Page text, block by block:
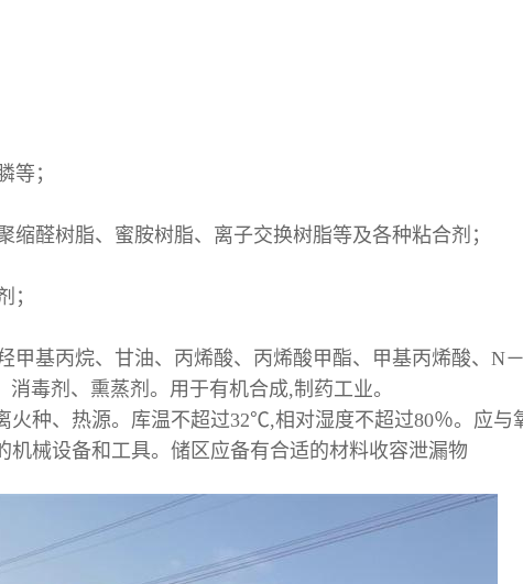
等；
醛树脂、蜜胺树脂、离子交换树脂等及各种粘合剂；
；
甲基丙烷、甘油、丙烯酸、丙烯酸甲酯、甲基丙烯酸、N
毒剂、熏蒸剂。用于有机合成,制药工业。
火种、热源。库温不超过32℃,相对湿度不超过80％。应
机械设备和工具。储区应备有合适的材料收容泄漏物